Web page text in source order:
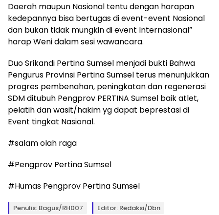
Daerah maupun Nasional tentu dengan harapan
kedepannya bisa bertugas di event-event Nasional
dan bukan tidak mungkin di event Internasional”
harap Weni dalam sesi wawancara.
Duo Srikandi Pertina Sumsel menjadi bukti Bahwa
Pengurus Provinsi Pertina Sumsel terus menunjukkan
progres pembenahan, peningkatan dan regenerasi
SDM ditubuh Pengprov PERTINA Sumsel baik atlet,
pelatih dan wasit/hakim yg dapat beprestasi di
Event tingkat Nasional.
#salam olah raga
#Pengprov Pertina Sumsel
#Humas Pengprov Pertina Sumsel
Penulis: Bagus/RH007 Editor: Redaksi/Dbn